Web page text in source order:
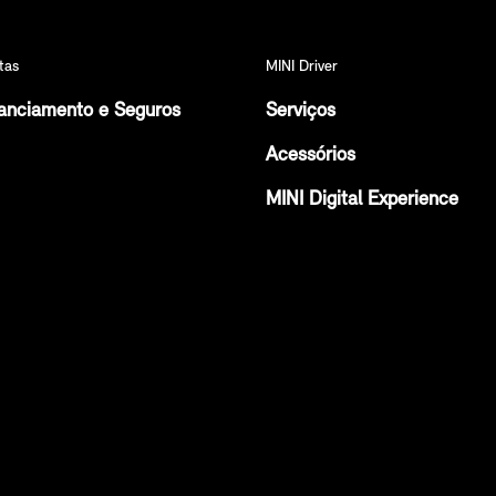
e Seguros
MINI Driver
Serviços
Acessórios
MINI Digital Experience